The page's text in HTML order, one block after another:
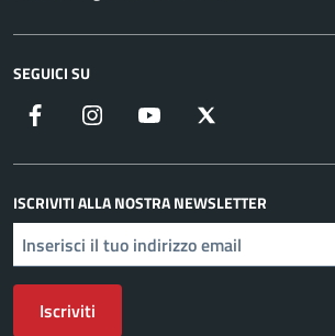
SEGUICI SU
Facebook Instagram YouTube
ISCRIVITI ALLA NOSTRA NEWSLETTER